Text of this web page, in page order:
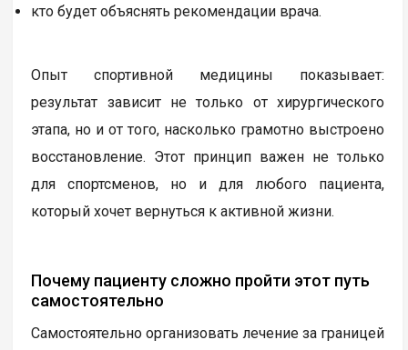
кто будет объяснять рекомендации врача.
Опыт спортивной медицины показывает:
результат зависит не только от хирургического
этапа, но и от того, насколько грамотно выстроено
восстановление. Этот принцип важен не только
для спортсменов, но и для любого пациента,
который хочет вернуться к активной жизни.
Почему пациенту сложно пройти этот путь
самостоятельно
Самостоятельно организовать лечение за границей